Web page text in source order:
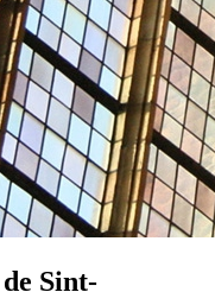
Sint-